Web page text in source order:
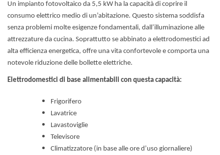
Un impianto fotovoltaico da 5,5 kW ha la capacità di coprire il
consumo elettrico medio di un’abitazione. Questo sistema soddisfa
senza problemi molte esigenze fondamentali, dall’illuminazione alle
attrezzature da cucina. Soprattutto se abbinato a elettrodomestici ad
alta efficienza energetica, offre una vita confortevole e comporta una
notevole riduzione delle bollette elettriche.
Elettrodomestici di base alimentabili con questa capacità:
Frigorifero
Lavatrice
Lavastoviglie
Televisore
Climatizzatore (in base alle ore d’uso giornaliere)